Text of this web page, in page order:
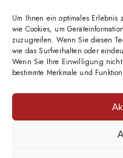
Um Ihnen ein optimales
wie Cookies, um
zuzugreifen. Wenn Sie diesen
wie das Surfverhalten oder
Wenn Sie Ihre Einwilligung
bestimmte Merkmale und
Widerruf
Versand
AGBs